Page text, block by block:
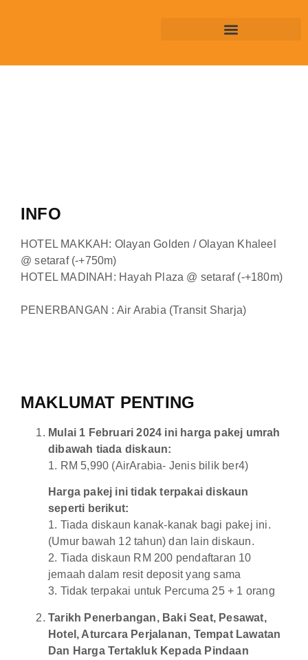
INFO
HOTEL MAKKAH: Olayan Golden / Olayan Khaleel
@ setaraf (-+750m)
HOTEL MADINAH: Hayah Plaza @ setaraf (-+180m)
PENERBANGAN : Air Arabia (Transit Sharja)
MAKLUMAT PENTING
Mulai 1 Februari 2024 ini harga pakej umrah
dibawah tiada diskaun:
1. RM 5,990 (AirArabia- Jenis bilik ber4)
Harga pakej ini tidak terpakai diskaun
seperti berikut:
1. Tiada diskaun kanak-kanak bagi pakej ini.
(Umur bawah 12 tahun) dan lain diskaun.
2. Tiada diskaun RM 200 pendaftaran 10
jemaah dalam resit deposit yang sama
3. Tidak terpakai untuk Percuma 25 + 1 orang
Tarikh Penerbangan, Baki Seat, Pesawat,
Hotel, Aturcara Perjalanan, Tempat Lawatan
Dan Harga Tertakluk Kepada Pindaan